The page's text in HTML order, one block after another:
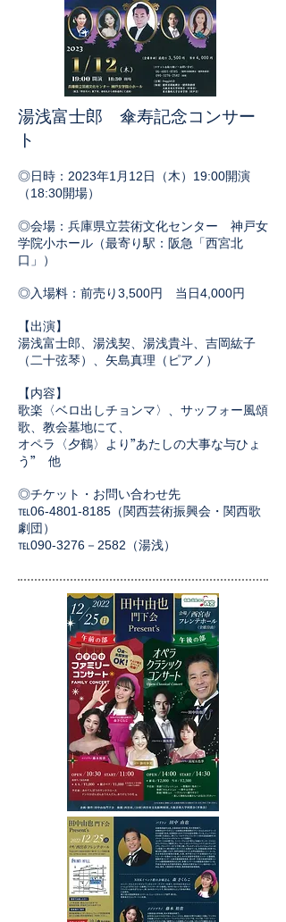
湯浅富士郎 傘寿記念コンサー
ト
◎日時：2023年1月12日（木）19:00開演
（18:30開場）
◎会場：兵庫県立芸術文化センター 神戸女
学院小ホール（最寄り駅：阪急「西宮北
口」）
◎入場料：前売り3,500円 当日4,000円
【出演】
湯浅富士郎、湯浅契、湯浅貴斗、吉岡紘子
（二十弦琴）、矢島真理（ピアノ）
【内容】
歌楽〈ベロ出しチョンマ〉、サッフォー風頌
歌、教会墓地にて、
オペラ〈夕鶴〉より”あたしの大事な与ひょ
う” 他
◎チケット・お問い合わせ先
℡06‐4801-8185（関西芸術振興会・関西歌
劇団）
​℡090-3276－2582（湯浅）